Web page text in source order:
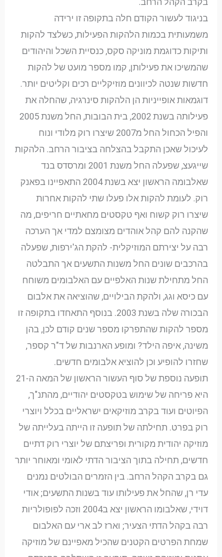
בניגוד לעשור הקודם חלה בתקופה זו ירידה
משמעותית בכמות הלהקות הפעילות, כשלצד להקות
ותיקות כדוגמת מוניקה סקס, כנסיית השכל והיהודים
שהמשיכו את פעילותן, קמו מספר מועט של להקות
חדשות שנטה לכיוונים מוזיקליים רכים וקליטים יותר.
דוגמאות אופייניות הן הלהקות סינרגיה, שהחלה את
פעילותה בשנת 2002, בית הבובות, החל משנת 2005
והפיל הכחול החל מ2007 שיצרו רוק מלודי ונוח
לעיכול שאכן התקבל בהצלחה בציבור הרחב. הלהקות
שייגעצ, שפעלה החל משנת 2001 ומרסדס בנד
שאלבומה הראשון יצא בשנת 2004 התאפיינו בפאנק
רוק. לעומת להקות אלו פעלו שתי להקות אחרות
שיצרו רוק קשוח ואף טקסטים מחאתיים חריפים, מה
שהקנה להם קהל אוהדים מצומצם למדי אך הערכה
רבה על יצירתם המוזיקלית- להקת הג'ירפות, שפעלה
בהרכבים שונים החל משנות התשעים אך התבלטה
החל מתחילת שנות האלפיים עם האלבומים משוחח
עם כיסא וגג, ולהקת הבילויים, שהוציאה את אלבום
הבכורה שלה בשנת 2003. בנוסף התאחדו בתקופה זו
מספר להקות שהתפרקו מספר שנים קודם לכן, בהן
משינה, איפה הילד? ומופע הארנבות של ד"ר קספר,
שחזרו להופיע וכן להוציא אלבומים חדשים.
תופעה נוספת של סוף העשור הראשון של המאה ה-21
היא פריחה של שימוש בטקסטים יהודיים, מהתנ"ך,
הפיוטים ועוד בקרב מוזיקאים ישראליים בכלל ויוצרי
רוק בפרט. תחילתה של תופעה זו הייתה בעלייתה של
מוזיקה יהודית מקורית ופריצתם של יוצרי רוק דתיים
חדשים, תחילה בתוך הציבור הדתי לאומי ומאוחר יותר
גם בקרב הקהל הרחב. בין הזמרים הבולטים נמנים
עדי רן, שהחל את פעילותו עוד בשנות התשעים; אודי
דוידי, שאלבומו הראשון יצא ב2004 וזכה לפופולריות
רבה בקהל הדתי הצעיר; וארז לב ארי עם האלבום
שמחת הפרטים הקטנים שהכיל מאפיינם של מוזיקה